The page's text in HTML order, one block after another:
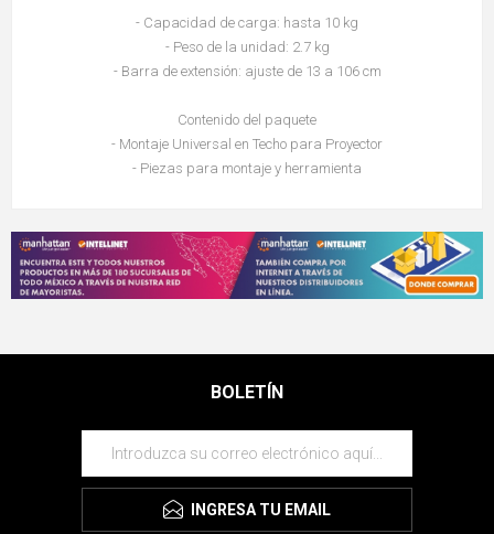
- Capacidad de carga: hasta 10 kg
- Peso de la unidad: 2.7 kg
- Barra de extensión: ajuste de 13 a 106 cm
Contenido del paquete
- Montaje Universal en Techo para Proyector
- Piezas para montaje y herramienta
BOLETÍN
INGRESA TU EMAIL